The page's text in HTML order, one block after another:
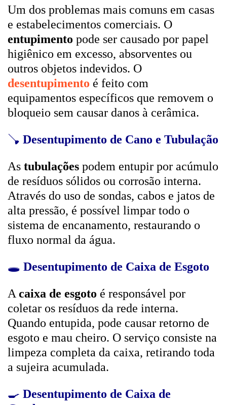
Um dos problemas mais comuns em casas
e estabelecimentos comerciais. O
entupimento pode ser causado por papel
higiênico em excesso, absorventes ou
outros objetos indevidos. O
desentupimento é feito com
equipamentos específicos que removem o
bloqueio sem causar danos à cerâmica.
🪠 Desentupimento de Cano e Tubulação
As tubulações podem entupir por acúmulo
de resíduos sólidos ou corrosão interna.
Através do uso de sondas, cabos e jatos de
alta pressão, é possível limpar todo o
sistema de encanamento, restaurando o
fluxo normal da água.
🕳️ Desentupimento de Caixa de Esgoto
A caixa de esgoto é responsável por
coletar os resíduos da rede interna.
Quando entupida, pode causar retorno de
esgoto e mau cheiro. O serviço consiste na
limpeza completa da caixa, retirando toda
a sujeira acumulada.
🍳 Desentupimento de Caixa de